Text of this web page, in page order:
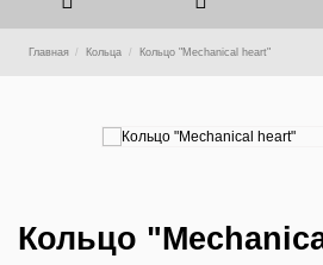
Главная Кольца Кольцо "Mechanical heart"
Кольцо